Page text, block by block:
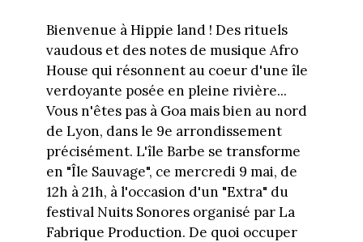
Bienvenue à Hippie land ! Des rituels
vaudous et des notes de musique Afro
House qui résonnent au coeur d'une île
verdoyante posée en pleine rivière...
Vous n'êtes pas à Goa mais bien au nord
de Lyon, dans le 9e arrondissement
précisément. L'île Barbe se transforme
en "Île Sauvage", ce mercredi 9 mai, de
12h à 21h, à l'occasion d'un "Extra" du
festival Nuits Sonores organisé par La
Fabrique Production. De quoi occuper